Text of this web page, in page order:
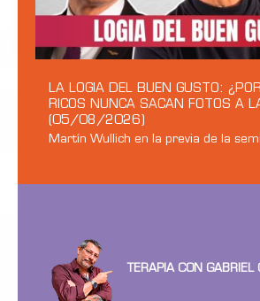
LA LOGIA DEL BUEN GUSTO:
RICOS NUNCA SACAN FOTOS A
(05/08/2026)
Martín Wullich en la previa de la
TERAPIA CON GABRIEL